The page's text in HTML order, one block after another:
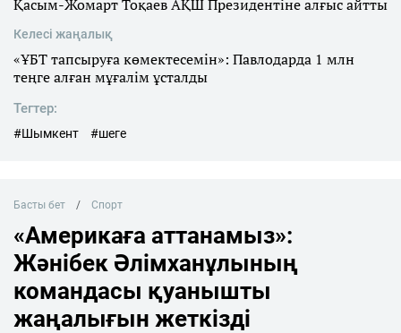
Қасым-Жомарт Тоқаев АҚШ Президентіне алғыс айтты
Келесі жаңалық
«ҰБТ тапсыруға көмектесемін»: Павлодарда 1 млн
теңге алған мұғалім ұсталды
Тегтер:
#Шымкент #шеге
Басты бет Спорт
«Америкаға аттанамыз»:
Жәнібек Әлімханұлының
командасы қуанышты
жаңалығын жеткізді